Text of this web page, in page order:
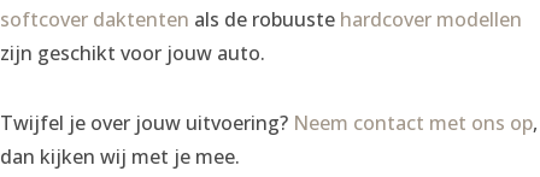
softcover daktenten als de robuuste hardcover modellen
zijn geschikt voor jouw auto.
Twijfel je over jouw uitvoering? Neem contact met ons op,
dan kijken wij met je mee.